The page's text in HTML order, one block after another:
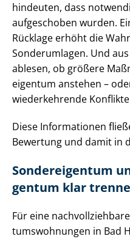
hindeuten, dass
aufgeschoben wurden.
Rücklage erhöht die
Sonderumlagen. Und
ablesen, ob größere
ei­gen­tum anstehen –
wiederkehrende
Diese Informationen
Bewertung und damit in
Sondereigentum
gen­tum klar
Für eine
tums­woh­nun­gen in Bad